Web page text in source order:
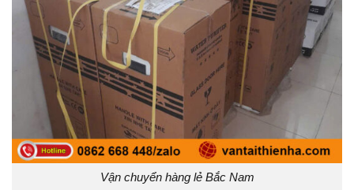
Vận chuyển hàng lẻ Bắc Nam